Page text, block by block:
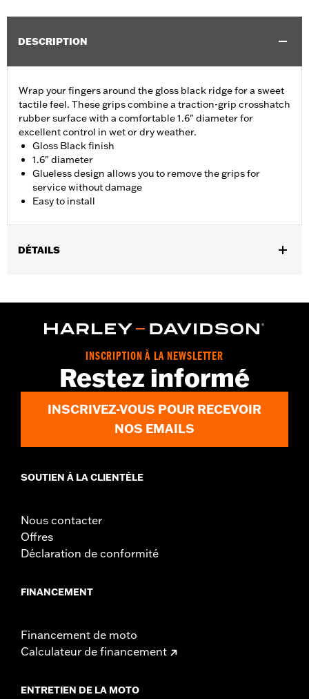
DESCRIPTION
Wrap your fingers around the gloss black ridge for a sweet
tactile feel. These grips combine a traction-grip crosshatch
rubber surface with a comfortable 1.6" diameter for
excellent control in wet or dry weather.
Gloss Black finish
1.6" diameter
Glueless design allows you to remove the grips for
service without damage
Easy to install
DÉTAILS
Installation Instructions
Material Diameter UOM:Inches
Sold In Units:Pair
In the Box:Right and left hand grips, installation instructions
1 year limited warranty – Go to
INSCRIPTION À LA NEWSLETTER
Restez informé
INSCRIVEZ-VOUS POUR RECEVOIR
NOS EMAILS
SOUTIEN À LA CLIENTÈLE
Nous contacter
Offres
Déclaration de conformité
FINANCEMENT
Financement de moto
Calculateur de financement
ENTRETIEN DE LA MOTO